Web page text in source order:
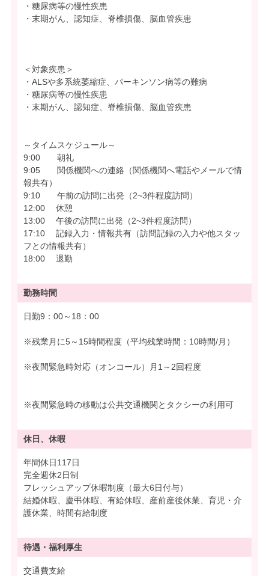
・糖尿病等の慢性疾患
・末期がん、認知症、脊椎損傷、脳血管疾患
＜対象疾患＞
・ALSや多系統萎縮症、パーキンソン病等の難病
・糖尿病等の慢性疾患
・末期がん、認知症、脊椎損傷、脳血管疾患
～タイムスケジュール～
9:00 朝礼
9:05 関係機関への連絡（関係機関へ電話やメールで情
報共有）
9:10 午前の訪問に出発（2~3件程度訪問）
12:00 休憩
13:00 午後の訪問に出発（2~3件程度訪問）
17:10 記録入力・情報共有（訪問記録の入力や他スタッ
フとの情報共有）
18:00 退勤
勤務時間
日勤9：00～18：00
※残業月に5～15時間程度（平均残業時間：10時間/月）
※夜間緊急時対応（オンコール）月1～2回程度
※夜間緊急時の移動は公共交通機関とタクシーの利用可
休日、休暇
年間休日117日
完全週休2日制
フレッシュアップ休暇制度（最大6日付与）
結婚休暇、慶弔休暇、有給休暇、産前産後休業、育児・介
護休業、時間有給制度
待遇・ 福利厚生
交通費支給